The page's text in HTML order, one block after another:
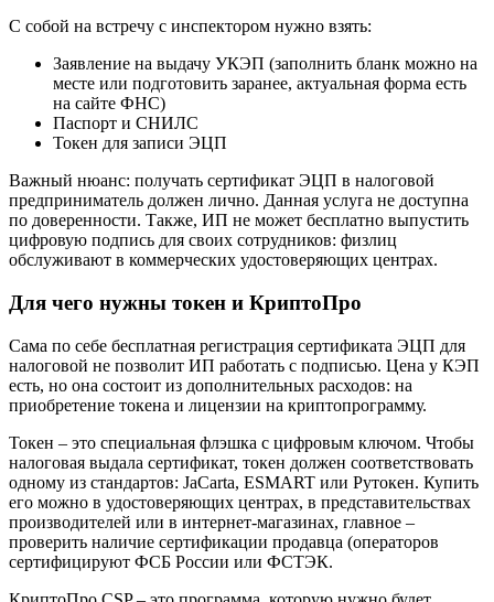
С собой на встречу с инспектором нужно взять:
Заявление на выдачу УКЭП (заполнить бланк можно на
месте или подготовить заранее, актуальная форма есть
на сайте ФНС)
Паспорт и СНИЛС
Токен для записи ЭЦП
Важный нюанс: получать сертификат ЭЦП в налоговой
предприниматель должен лично. Данная услуга не доступна
по доверенности. Также, ИП не может бесплатно выпустить
цифровую подпись для своих сотрудников: физлиц
обслуживают в коммерческих удостоверяющих центрах.
Для чего нужны токен и КриптоПро
Сама по себе бесплатная регистрация сертификата ЭЦП для
налоговой не позволит ИП работать с подписью. Цена у КЭП
есть, но она состоит из дополнительных расходов: на
приобретение токена и лицензии на криптопрограмму.
Токен – это специальная флэшка с цифровым ключом. Чтобы
налоговая выдала сертификат, токен должен соответствовать
одному из стандартов: JaCarta, ESMART или Рутокен. Купить
его можно в удостоверяющих центрах, в представительствах
производителей или в интернет-магазинах, главное –
проверить наличие сертификации продавца (операторов
сертифицируют ФСБ России или ФСТЭК.